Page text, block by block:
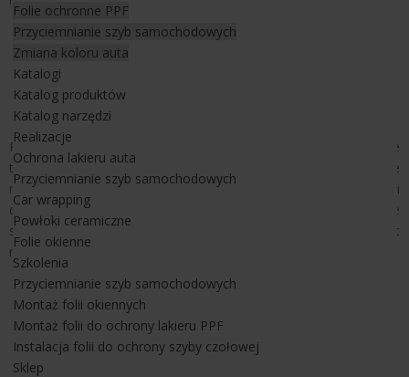
Folie ochronne PPF
Przyciemnianie szyb samochodowych
Zmiana koloru auta
Katalogi
Katalog produktów
Katalog narzędzi
Realizacje
Ochrona lakieru auta
Przyciemnianie szyb samochodowych
Car wrapping
Powłoki ceramiczne
Folie okienne
Szkolenia
Przyciemnianie szyb samochodowych
Montaż folii okiennych
Montaż folii do ochrony lakieru PPF
Instalacja folii do ochrony szyby czołowej
Sklep
1) Zabezpieczenie lakieru bezbarwną
Platinum Extra
2) Bezinwazyjne
Praca nad autem - McLarenem była niezwykle wymagająca nie
tylko zważywszy na model samego auta i jego unikatowość, ale
na dość wymagające kształty. Dotyczył to również montażu folii
do ochrony lakieru jak również bezinwazyjnego przyciemnianie
szyb w aucie, gdzie drzwi unoszą się do góry i wszędzie jest
niezwykle mało miejsca.
Bezbarwną folie ochronną w wersji Platinum
zainstalowaliśmy na elementach karoserii.
Ochrona lakieru samochodowego została wykonana na:
- maska przód